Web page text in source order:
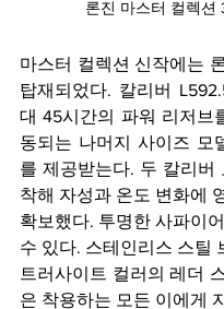
론진 마스터 컬렉션
마스터 컬렉션 신작에는
탑재되었다. 칼리버
대 45시간의 파워 리저브
동되는 나머지 사이즈 모
를 제공받는다. 두 칼리버
착해 자성과 온도 변화에
확보했다. 투명한 사파이
수 있다. 스테인리스 스틸
트러사이트 컬러의 레더
은 착용하는 모든 이에게